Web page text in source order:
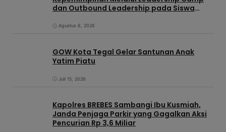
dan Outbound Leadership pada Siswa
Agustus 6, 2026
GOW Kota Tegal Gelar Santunan Anak
Yatim Piatu
Juli 15, 2026
Kapolres BREBES Sambangi Ibu Kusmiah,
Janda Penjaga Parkir yang Gagalkan Aksi
Pencurian Rp 3,6 Miliar